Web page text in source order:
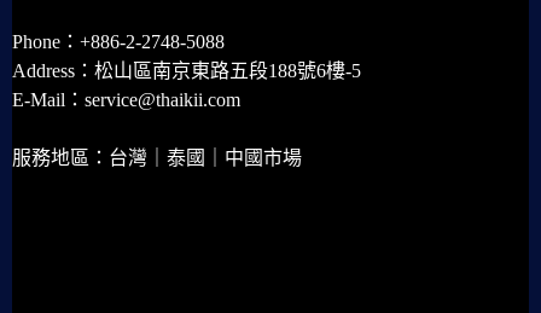
Phone：+886-2-2748-5088
Address：松山區南京東路五段188號6樓-5
E-Mail：service@thaikii.com
服務地區：台灣｜泰國｜中國市場